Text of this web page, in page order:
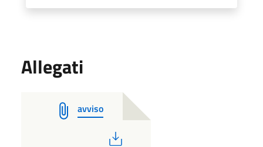
Allegati
avviso